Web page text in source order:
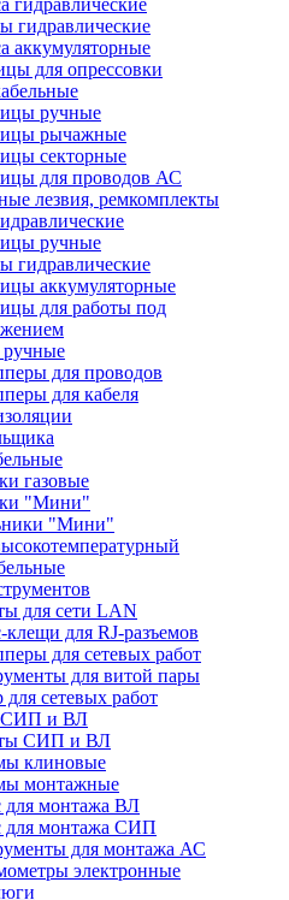
гидравлические
гидравлические
аккумуляторные
для опрессовки
ручные
рычажные
секторные
для проводов АС
лезвия, ремкомплекты
ручные
гидравлические
аккумуляторные
для работы под
для проводов
для кабеля
газовые
"Мини"
"Мини"
для сети LAN
клещи для RJ-разъемов
для сетевых работ
для витой пары
для сетевых работ
СИП и ВЛ
СИП и ВЛ
клиновые
монтажные
для монтажа ВЛ
для монтажа СИП
для монтажа АС
электронные